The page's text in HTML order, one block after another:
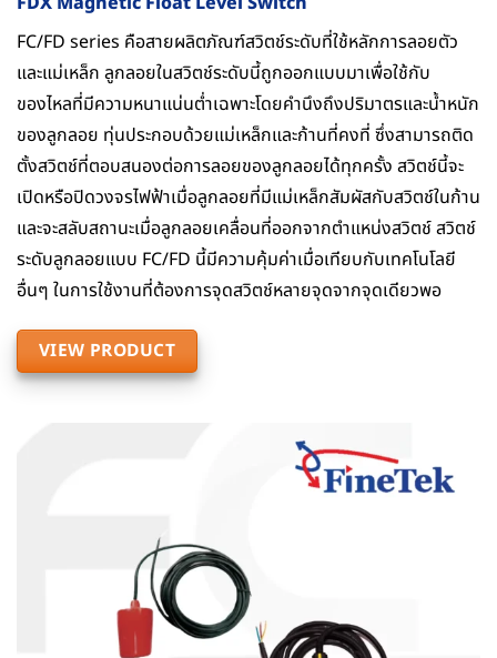
FC/FD series คือสายผลิตภัณฑ์สวิตช์ระดับที่ใช้หลักการลอยตัว
และแม่เหล็ก ลูกลอยในสวิตช์ระดับนี้ถูกออกแบบมาเพื่อใช้กับ
ของไหลที่มีความหนาแน่นต่ำเฉพาะโดยคำนึงถึงปริมาตรและน้ำหนัก
ของลูกลอย ทุ่นประกอบด้วยแม่เหล็กและก้านที่คงที่ ซึ่งสามารถติด
ตั้งสวิตช์ที่ตอบสนองต่อการลอยของลูกลอยได้ทุกครั้ง สวิตช์นี้จะ
เปิดหรือปิดวงจรไฟฟ้าเมื่อลูกลอยที่มีแม่เหล็กสัมผัสกับสวิตช์ในก้าน
และจะสลับสถานะเมื่อลูกลอยเคลื่อนที่ออกจากตำแหน่งสวิตช์ สวิตช์
ระดับลูกลอยแบบ FC/FD นี้มีความคุ้มค่าเมื่อเทียบกับเทคโนโลยี
อื่นๆ ในการใช้งานที่ต้องการจุดสวิตช์หลายจุดจากจุดเดียวพอ
VIEW PRODUCT